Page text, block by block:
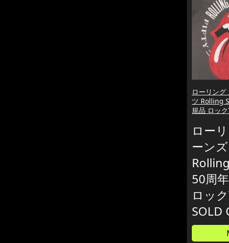
ローリング
ツ Rolling
規品 ロッ
ロー
ーン
50周
ロッ
SOLD